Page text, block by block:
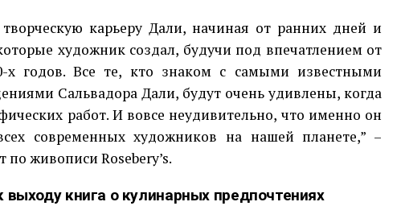
карьеру Дали, начиная от ранних дней и
художник создал, будучи под впечатлением от
х годов. Все те, кто знаком с самыми известными
Сальвадора Дали, будут очень удивлены, когда
работ. И вовсе неудивительно, что именно он
современных художников на нашей планете,” –
по живописи Rosebery’s.
выходу книга о кулинарных предпочтениях